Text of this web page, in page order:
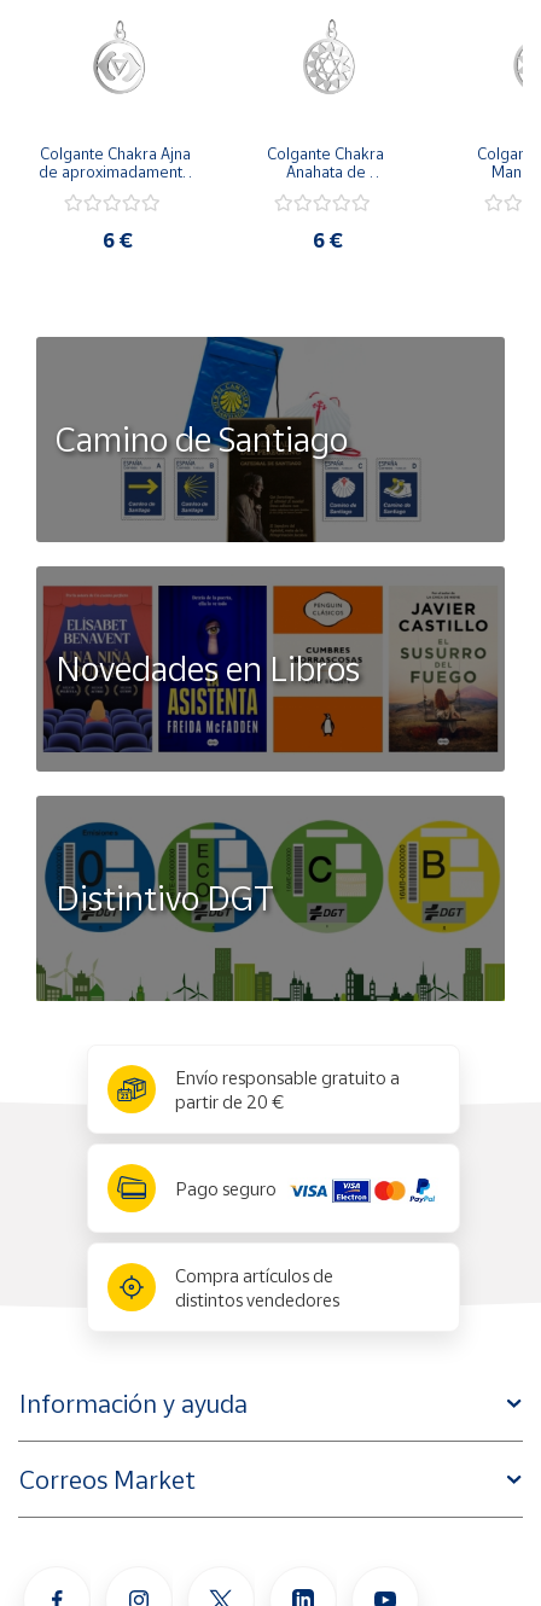
Colgante Chakra Ajna
de aproximadamente
6 €
Colgante Chakra
Anahata de
mm de diámetro
6 €
mm de
Camino de Santiago
Novedades en Libros
Distintivo DGT
Envío responsable gratuito a
partir de 20 €
Pago seguro
Compra artículos de
distintos vendedores
Información y ayuda
Correos Market